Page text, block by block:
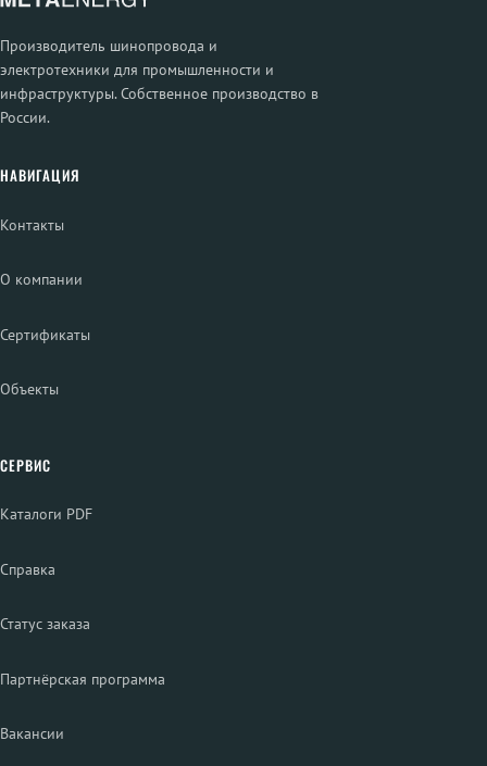
Производитель шинопровода и
электротехники для промышленности и
инфраструктуры. Собственное производство в
России.
НАВИГАЦИЯ
Контакты
О компании
Сертификаты
Объекты
СЕРВИС
Каталоги PDF
Справка
Статус заказа
Партнёрская программа
Вакансии